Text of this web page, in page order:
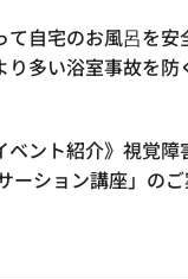
て自宅のお風呂を
り多い浴室事故を
ベント紹介》視覚
ーション講座」のご